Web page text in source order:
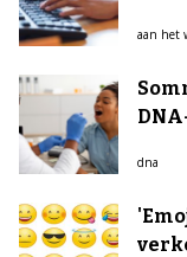
aan het
dna